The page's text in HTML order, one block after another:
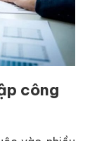
công